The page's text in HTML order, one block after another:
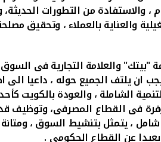
من التطورات الحديثة،
والعناية بالعملاء ، وتحقيق
"بيتك" والعلامة التجارية فى
" 2035 " باعتبارها رغبة سامية وهدفا وطنيا يجب ان يلتف
الشاملة ، والعودة بالكويت
فى القطاع المصرفى، وتوظيف
، يتمثل بتنشيط السوق ، ومتانة
عن القطاع الحكومى .